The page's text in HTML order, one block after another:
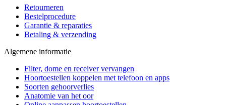
Retourneren
Bestelprocedure
Garantie & reparaties
Betaling & verzending
Algemene informatie
Filter, dome en receiver vervangen
Hoortoestellen koppelen met telefoon en apps
Soorten gehoorverlies
Anatomie van het oor